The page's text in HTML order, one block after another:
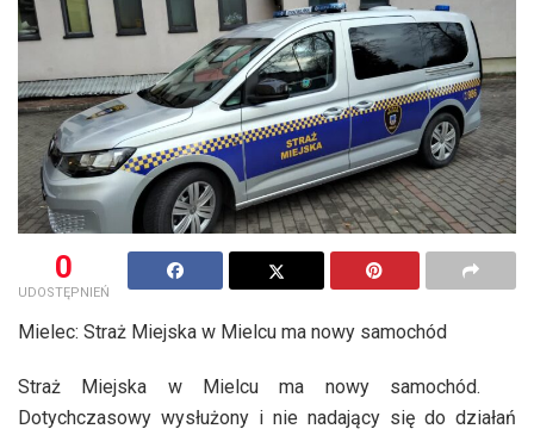
0
UDOSTĘPNIEŃ
Mielec: Straż Miejska w Mielcu ma nowy samochód
Straż Miejska w Mielcu ma nowy samochód.
Dotychczasowy wysłużony i nie nadający się do działań